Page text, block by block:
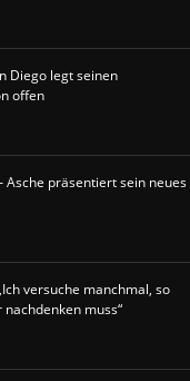
Diego legt seinen
offen
Asche präsentiert sein neues
versuche manchmal, so
muss“